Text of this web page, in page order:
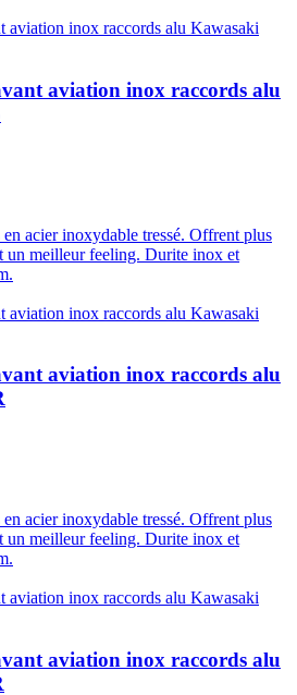
aviation inox raccords alu
acier inoxydable tressé. Offrent plus
un meilleur feeling. Durite inox et
aviation inox raccords alu
acier inoxydable tressé. Offrent plus
un meilleur feeling. Durite inox et
aviation inox raccords alu